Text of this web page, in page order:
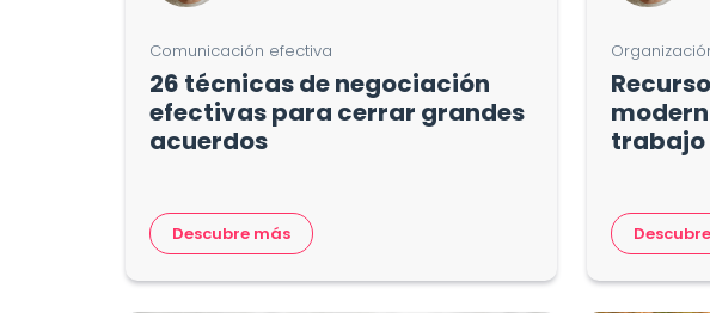
Comunicación efectiva
26 técnicas de negociación
efectivas para cerrar grandes
acuerdos
Descubre más
trabajo